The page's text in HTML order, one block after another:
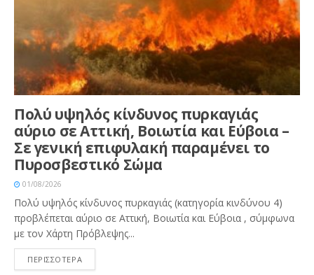
Πολύ υψηλός κίνδυνος πυρκαγιάς
αύριο σε Αττική, Βοιωτία και Εύβοια –
Σε γενική επιφυλακή παραμένει το
Πυροσβεστικό Σώμα
01/08/2026
Πολύ υψηλός κίνδυνος πυρκαγιάς (κατηγορία κινδύνου 4)
προβλέπεται αύριο σε Αττική, Βοιωτία και Εύβοια , σύμφωνα
με τον Χάρτη Πρόβλεψης...
ΠΕΡΙΣΣΟΤΕΡΑ